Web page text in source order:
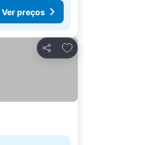
Ver preços
Partilhar
Adicionar aos favoritos